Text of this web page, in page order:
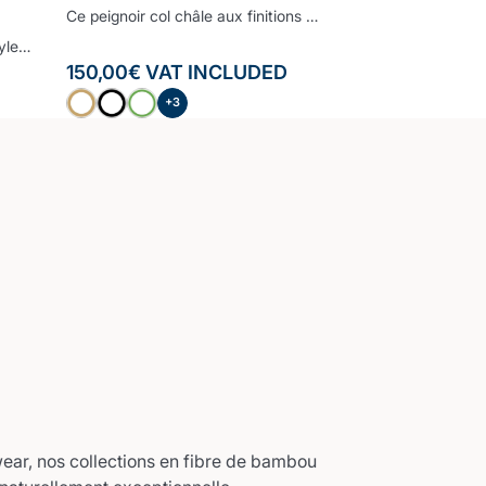
Plongez dans un monde où le style rencontre le confort avec notre set de bain de la Collection Grand Hôtel. Grâce à sa douceur incomparable et les propriétés écologiques du bambou, vous sécher à la sortie de votre douche sera le meilleur moment de votre routine quotidienne. Des pièces maîtresses qui allient confort, élégance et durabilité – un ajout indispensable à votre collection de linge de maison.
Ce peignoir col châle aux finitions raffinées et haut de gamme est le peignoir à avoir dans sa salle de bain. Moelleux, doux et très confortable, le bourdon embelli ce peignoir pour lui donner un style contemporain et cosy. Confectionné à partir d’une des fibres les plus nobles, la Fibre B., ce peignoir est ultra-doux, absorbant et sèche rapidement. Notre linge de bain participe avec style à votre bien-être et à la protection de la planète. Nos Collections de linge de bain sont fabriquées dans les meilleurs ateliers d’Europe.
150,00€ VAT INCLUDED
+3
nos collections en fibre de bambou